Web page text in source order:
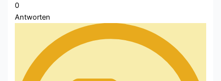
0
Antworten